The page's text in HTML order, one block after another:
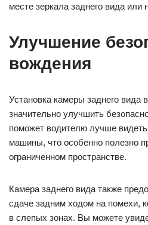
месте зеркала заднего вида
Улучшение
вождения
Установка камеры заднего вида
значительно улучшить
поможет водителю лучше
машины, что особенно полезно
ограниченном пространстве.
Камера заднего вида также
сдаче задним ходом на помехи,
в слепых зонах. Вы можете